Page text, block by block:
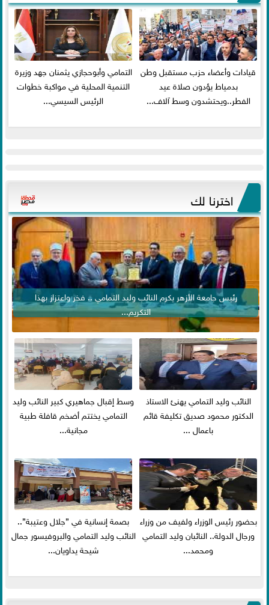
قيادات وأعضاء حزب مستقبل وطن
بدمياط يؤدون صلاة عيد
الفطر..ويحتشدون وسط آلاف...
التمامي وأبوحجازي يثمنان جهد وزيرة
التنمية المحلية في مواكبة خطوات
الرئيس السيسي...
اخترنا لك
رئيس جامعة الأزهر يكرم النائب وليد التمامي .. فخر واعتزاز بهذا
التكريم...
النائب وليد التمامي يهنئ الاستاذ
الدكتور محمود صديق تكليفة قائم
باعمال ...
وسط إقبال جماهيري كبير النائب وليد
التمامي يختتم أضخم قافلة طبية
مجانية...
بحضور رئيس الوزراء ولفيف من وزراء
ورجال الدولة.. النائبان وليد التمامي
ومحمد...
بصمة إنسانية في ”جلال وعتيبة”..
النائب وليد التمامي والبروفيسور جمال
شيحة يداويان...